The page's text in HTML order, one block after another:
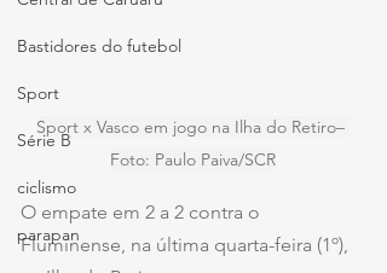
Bastidores do futebol
Sport
Série B
ciclismo
parapan
Sport x Vasco em jogo na Ilha do Retiro–
Foto: Paulo Paiva/SCR
O empate em 2 a 2 contra o
Fluminense, na última quarta-feira (1º),